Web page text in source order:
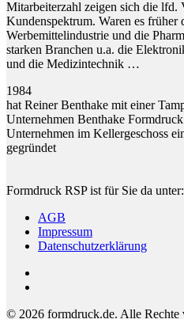
Mitarbeiterzahl zeigen sich die lfd.
Kundenspektrum. Waren es früher
Werbemittelindustrie und die
starken Branchen u.a. die
und die Medizintechnik …
1984
hat Reiner Benthake mit einer
Unternehmen Benthake
Unternehmen im Kellergeschoss
gegründet
Formdruck RSP ist für Sie da
AGB
Impressum
Datenschutzerklärung
© 2026 formdruck.de. Alle Rechte